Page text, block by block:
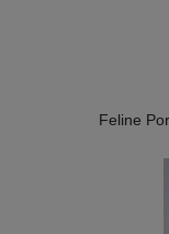
Feline